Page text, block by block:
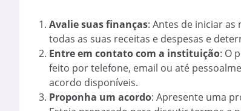
Avalie suas finanças: Antes de iniciar
todas as suas receitas e despesas e
Entre em contato com a instituição: O
feito por telefone, email ou até
acordo disponíveis.
Proponha um acordo: Apresente uma